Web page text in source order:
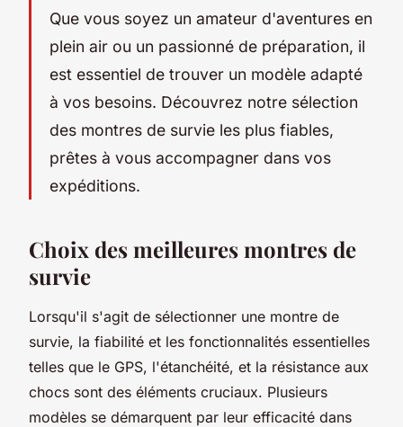
Que vous soyez un amateur d'aventures en
plein air ou un passionné de préparation, il
est essentiel de trouver un modèle adapté
à vos besoins. Découvrez notre sélection
des montres de survie les plus fiables,
prêtes à vous accompagner dans vos
expéditions.
Choix des meilleures montres de
survie
Lorsqu'il s'agit de sélectionner une montre de
survie, la fiabilité et les fonctionnalités essentielles
telles que le GPS, l'étanchéité, et la résistance aux
chocs sont des éléments cruciaux. Plusieurs
modèles se démarquent par leur efficacité dans